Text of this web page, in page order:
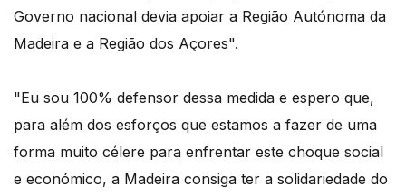
Governo nacional devia apoiar a Região Autónoma da
Madeira e a Região dos Açores".
"Eu sou 100% defensor dessa medida e espero que,
para além dos esforços que estamos a fazer de uma
forma muito célere para enfrentar este choque social
e económico, a Madeira consiga ter a solidariedade do